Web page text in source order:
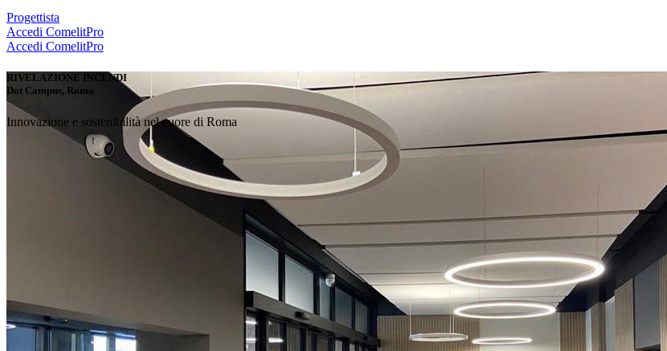
Progettista
Accedi ComelitPro
Accedi ComelitPro
RIVELAZIONE INCENDI
Dot Campus, Roma
Innovazione e sostenibilità nel cuore di Roma